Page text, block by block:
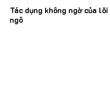
Tác dụng không ngờ của lõi
ngô